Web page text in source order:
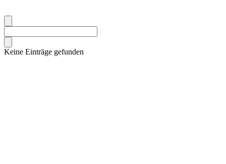
Keine Einträge gefunden